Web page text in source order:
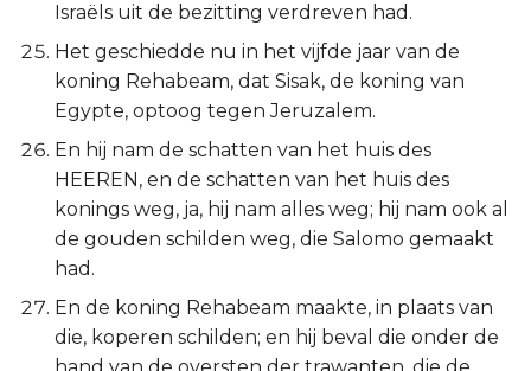
Israëls uit de bezitting verdreven had.
Het geschiedde nu in het vijfde jaar van de
koning Rehabeam, dat Sisak, de koning van
Egypte, optoog tegen Jeruzalem.
En hij nam de schatten van het huis des
HEEREN, en de schatten van het huis des
konings weg, ja, hij nam alles weg; hij nam ook al
de gouden schilden weg, die Salomo gemaakt
had.
En de koning Rehabeam maakte, in plaats van
die, koperen schilden; en hij beval die onder de